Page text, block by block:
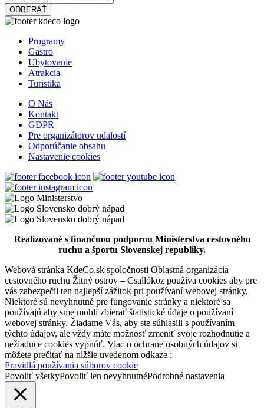
Apartmán
Hotel Legend
Dunajská Streda
Hotel
Hotel Amade Château
Vrakúň
Hotel
Art Hotel Kaštieľ
Tomášov
Hotel
Hotel Thermalpark***
Dunajská Streda
Hotel
ODBERAŤ
Programy
Gastro
Ubytovanie
Atrakcia
Turistika
O Nás
Kontakt
GDPR
Pre organizátorov udalostí
Odporúčanie obsahu
Nastavenie cookies
Realizované s finančnou podporou Ministerstva cestovného
ruchu a športu Slovenskej republiky.
Webová stránka KdeCo.sk spoločnosti Oblastná organizácia
cestovného ruchu Žitný ostrov – Csallóköz používa cookies aby pre
vás zabezpečil ten najlepší zážitok pri používaní webovej stránky.
Niektoré sú nevyhnutné pre fungovanie stránky a niektoré sa
používajú aby sme mohli zbierať štatistické údaje o používaní
webovej stránky. Žiadame Vás, aby ste súhlasili s používaním
týchto údajov, ale vždy máte možnosť zmeniť svoje rozhodnutie a
nežiaduce cookies vypnúť. Viac o ochrane osobných údajov si
môžete prečítať na nižšie uvedenom odkaze :
Pravidlá používania súborov cookie
Povoliť všetkyPovoliť len nevyhnutnéPodrobné nastavenia